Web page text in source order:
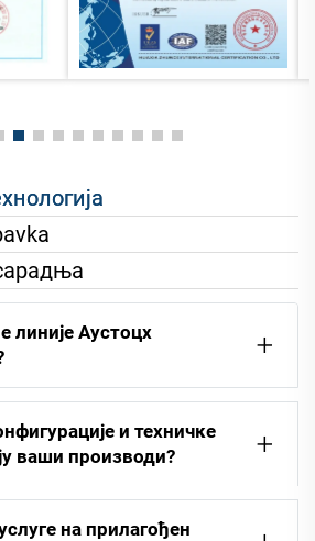
линије Аустоцх
и техничке
ваши производи?
на прилагођен